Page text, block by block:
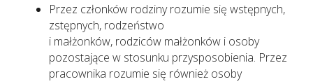
Przez członków rodziny rozumie się wstępnych,
zstępnych, rodzeństwo
i małżonków, rodziców małżonków i osoby
pozostające w stosunku przysposobienia. Przez
pracownika rozumie się również osoby